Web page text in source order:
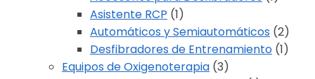
Asistente RCP (1)
Automáticos y Semiautomáticos (2)
Desfibradores de Entrenamiento (1)
Equipos de Oxigenoterapia (3)